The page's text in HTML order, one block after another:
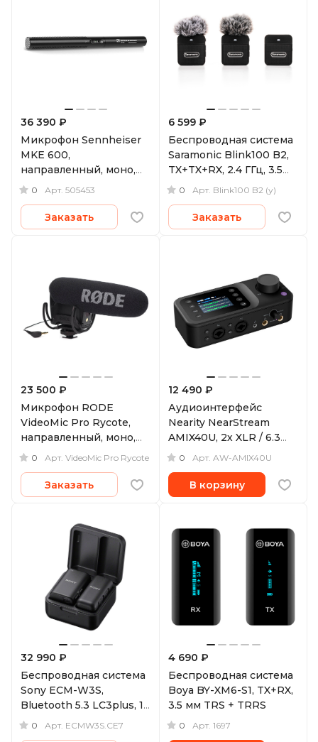
36 390 ₽
Микрофон Sennheiser
MKE 600,
направленный, моно,
XLR
0 Арт. 505453
Заказать
6 599 ₽
Беспроводная система
Saramonic Blink100 B2,
TX+TX+RX, 2.4 ГГц, 3.5
мм TRS / TRRS
0 Арт. Blink100 B2 (у)
Заказать
23 500 ₽
Микрофон RODE
VideoMic Pro Rycote,
направленный, моно,
3.5 мм
0 Арт. VideoMic Pro Rycote
Заказать
12 490 ₽
Аудиоинтерфейс
Nearity NearStream
AMIX40U, 2х XLR / 6.3
мм входа + 1х 3.5 мм Aux
0 Арт. AW-AMIX40U
В корзину
32 990 ₽
Беспроводная система
Sony ECM-W3S,
Bluetooth 5.3 LC3plus, 1
микрофон, MI Shoe, 3.5
0 Арт. ECMW3S.CE7
4 690 ₽
Беспроводная система
Boya BY-XM6-S1, TX+RX,
3.5 мм TRS + TRRS
0 Арт. 1697